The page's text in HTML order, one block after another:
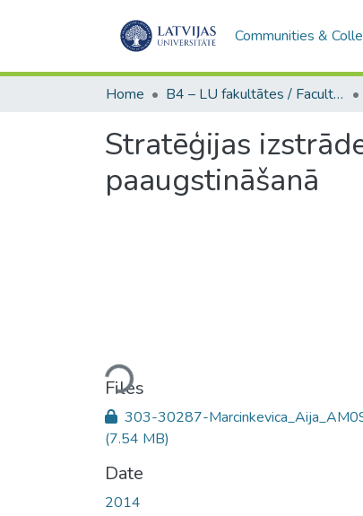
Communities &
Home B4 – LU fakultātes / Faculties of the UL
Stratēģijas
paaugstināšanā
Loading...
Files
303-30287-
(7.54 MB)
Date
2014